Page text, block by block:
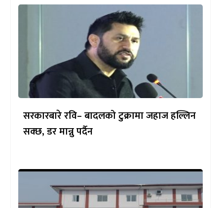
सरकारबारे रवि– बादलको टुक्रामा जहाज हल्लिन
सक्छ, डर मान्नु पर्दैन